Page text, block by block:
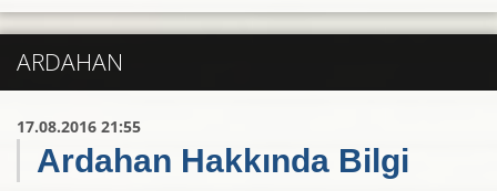
ARDAHAN
17.08.2016 21:55
Ardahan Hakkında Bilgi